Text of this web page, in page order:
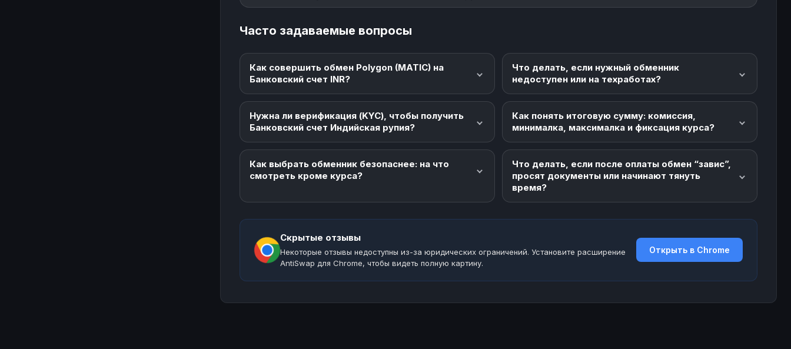
Часто задаваемые вопросы
Как совершить обмен Polygon (MATIC) на
Банковский счет INR?
Что делать, если нужный обменник
недоступен или на техработах?
Нужна ли верификация (KYC), чтобы получить
Банковский счет Индийская рупия?
Как понять итоговую сумму: комиссия,
минималка, максималка и фиксация курса?
Как выбрать обменник безопаснее: на что
смотреть кроме курса?
Что делать, если после оплаты обмен “завис”,
просят документы или начинают тянуть
время?
Скрытые отзывы
Некоторые отзывы недоступны из-за юридических ограничений. Установите расширение
AntiSwap для Chrome, чтобы видеть полную картину.
Открыть в Chrome